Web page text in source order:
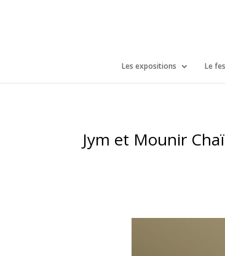
Les expositions Le
Jym et Mounir